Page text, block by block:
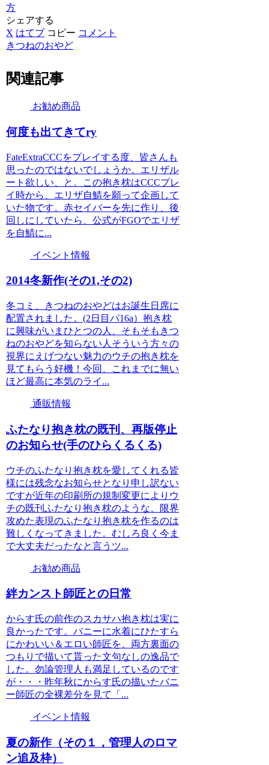
方
シェアする
X はてブ コピー コメント
きつねのおやど
関連記事
お勧め商品
何度も出てきてry
FateExtraCCCをプレイする度、皆さんも
思ったのではないでしょうか。エリザル
ート欲しい、と。この抱き枕はCCCプレ
イ時から、エリザ自鯖を願って企画して
いた物です。赤セイバーを先に作り、後
回しにしていたら、公式がFGOでエリザ
を自鯖に...
イベント情報
2014冬新作(その1,その2)
冬コミ、きつねのおやどはお誕生日席に
配置されました。(2日目パ16a）抱き枕
に興味がいまひとつの人、そもそもきつ
ねのおやどを知らない人そういう方々の
視界にえげつない魅力のウチの抱き枕を
見てもらう好機！今回、これまでに無い
ほど最高に本気のライ...
通販情報
ふたなり抱き枕の既刊、再版停止
のお知らせ(手のひらくるくる)
ウチのふたなり抱き枕を愛してくれる皆
様には残念なお知らせとなり申し訳ない
ですが近年の印刷所の規制変更によりウ
チの既刊ふたなり抱き枕のような、限界
攻めた表現のふたなり抱き枕を作るのは
難しくなってきました。むしろ良く今ま
で大丈夫だったなと言うツ...
お勧め商品
絆カンスト師匠との日常
からす氏の前作のスカサハ抱き枕は実に
良かったです。バニーに水着にひたすら
にかわいい＆エロい師匠を、両方裏面の
つもりで描いて貰った文句なしの逸品で
した。勿論管理人も満足しているのです
が・・・昨年秋にからす氏の描いたバニ
ー師匠の全裸差分を見て「...
イベント情報
夏の新作（その１，管理人のロマ
ン追及枠）